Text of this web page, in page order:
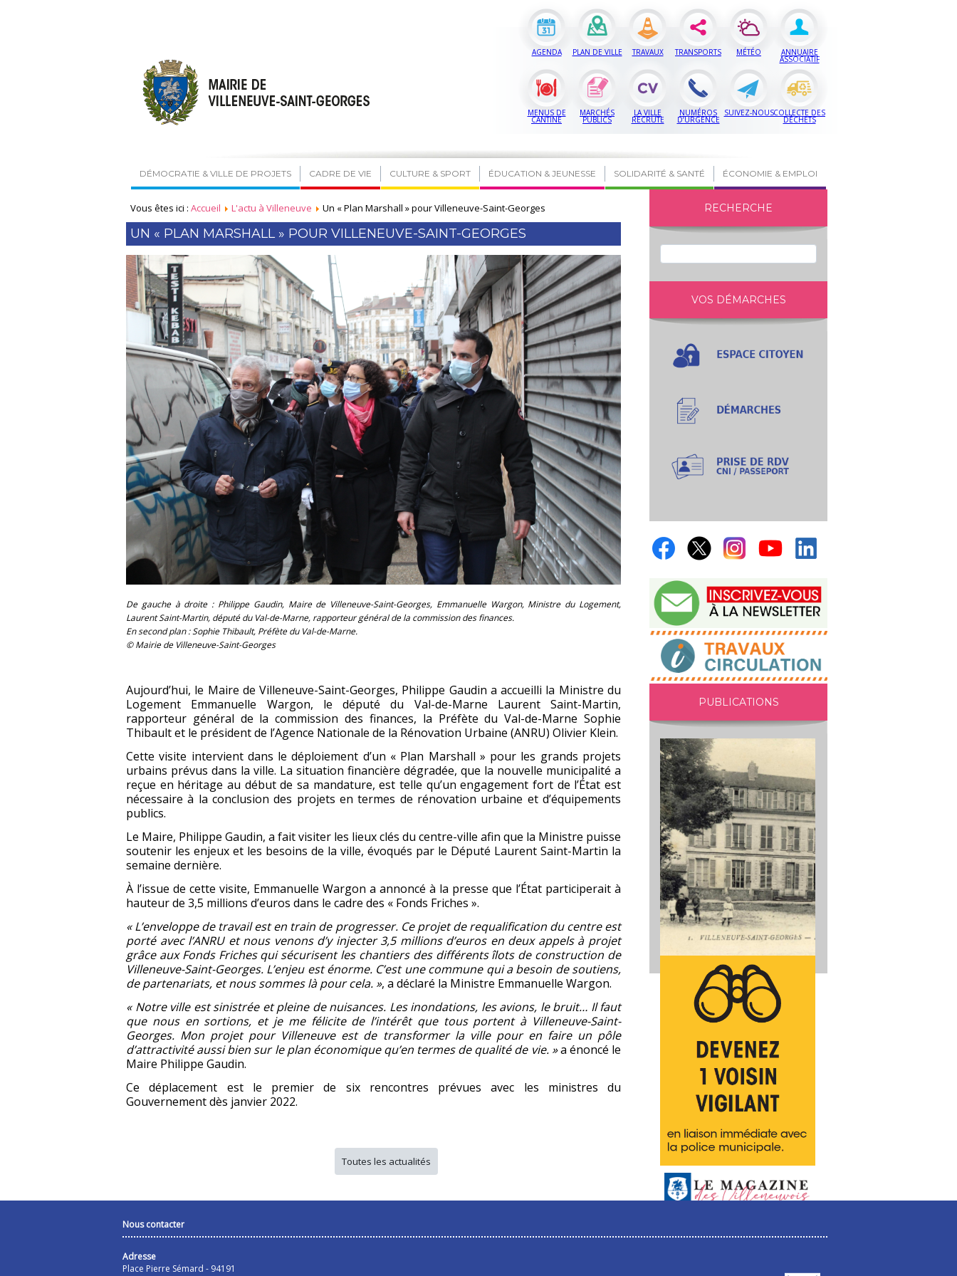
AGENDA PLAN DE VILLE TRAVAUX TRANSPORTS MÉTÉO ANNUAIRE
ASSOCIATIF
MENUS DE
CANTINE
MARCHÉS
PUBLICS
LA VILLE
RECRUTE
NUMÉROS
D’URGENCE
SUIVEZ-NOUSCOLLECTE DES
DÉCHETS
DÉMOCRATIE & VILLE DE PROJETS CADRE DE VIE CULTURE & SPORT ÉDUCATION & JEUNESSE SOLIDARITÉ & SANTÉ ÉCONOMIE & EMPLOI
Vous êtes ici : Accueil L'actu à Villeneuve Un « Plan Marshall » pour Villeneuve-Saint-Georges
UN « PLAN MARSHALL » POUR VILLENEUVE-SAINT-GEORGES
De gauche à droite : Philippe Gaudin, Maire de Villeneuve-Saint-Georges, Emmanuelle Wargon, Ministre du Logement,
Laurent Saint-Martin, député du Val-de-Marne, rapporteur général de la commission des finances.
En second plan : Sophie Thibault, Préfète du Val-de-Marne.
© Mairie de Villeneuve-Saint-Georges
Aujourd’hui, le Maire de Villeneuve-Saint-Georges, Philippe Gaudin a accueilli la Ministre du
Logement Emmanuelle Wargon, le député du Val-de-Marne Laurent Saint-Martin,
rapporteur général de la commission des finances, la Préfète du Val-de-Marne Sophie
Thibault et le président de l’Agence Nationale de la Rénovation Urbaine (ANRU) Olivier Klein.
Cette visite intervient dans le déploiement d’un « Plan Marshall » pour les grands projets
urbains prévus dans la ville. La situation financière dégradée, que la nouvelle municipalité a
reçue en héritage au début de sa mandature, est telle qu’un engagement fort de l’État est
nécessaire à la conclusion des projets en termes de rénovation urbaine et d’équipements
publics.
Le Maire, Philippe Gaudin, a fait visiter les lieux clés du centre-ville afin que la Ministre puisse
soutenir les enjeux et les besoins de la ville, évoqués par le Député Laurent Saint-Martin la
semaine dernière.
À l’issue de cette visite, Emmanuelle Wargon a annoncé à la presse que l’État participerait à
hauteur de 3,5 millions d’euros dans le cadre des « Fonds Friches ».
« L’enveloppe de travail est en train de progresser. Ce projet de requalification du centre est
porté avec l’ANRU et nous venons d’y injecter 3,5 millions d’euros en deux appels à projet
grâce aux Fonds Friches qui sécurisent les chantiers des différents îlots de construction de
Villeneuve-Saint-Georges. L’enjeu est énorme. C’est une commune qui a besoin de soutiens,
de partenariats, et nous sommes là pour cela. », a déclaré la Ministre Emmanuelle Wargon.
« Notre ville est sinistrée et pleine de nuisances. Les inondations, les avions, le bruit… Il faut
que nous en sortions, et je me félicite de l’intérêt que tous portent à Villeneuve-Saint-
Georges. Mon projet pour Villeneuve est de transformer la ville pour en faire un pôle
d’attractivité aussi bien sur le plan économique qu’en termes de qualité de vie. »a énoncé le
Maire Philippe Gaudin.
Ce déplacement est le premier de six rencontres prévues avec les ministres du
Gouvernement dès janvier 2022.
Toutes les actualités
RECHERCHE
VOS DÉMARCHES
PUBLICATIONS
Nous contacter
Adresse
Place Pierre Sémard - 94191